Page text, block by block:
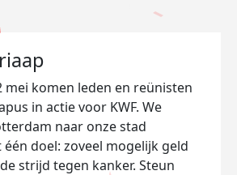
mei komen leden en reünisten
in actie voor KWF. We
naar onze stad
doel: zoveel mogelijk geld
strijd tegen kanker. Steun